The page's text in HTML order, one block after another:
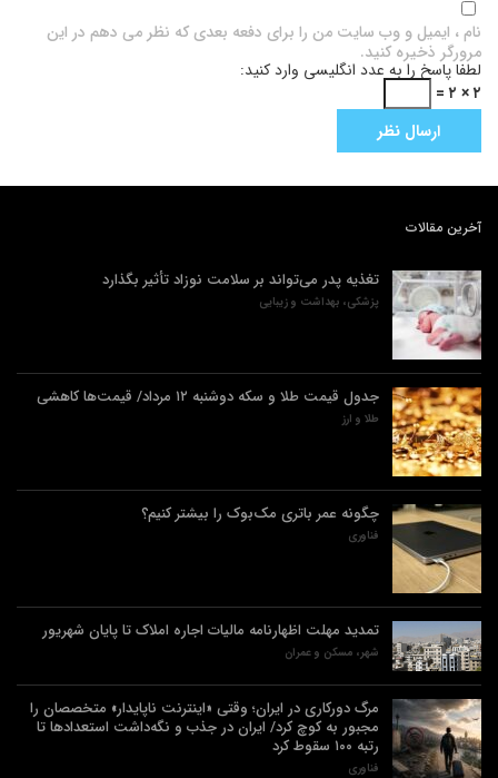
نام ، ایمیل و وب سایت من را برای دفعه بعدی که نظر می دهم در این
مرورگر ذخیره کنید.
لطفا پاسخ را به عدد انگلیسی وارد کنید:
۲ × ۲ =
آخرین مقالات
تغذیه پدر می‌تواند بر سلامت نوزاد تأثیر بگذارد
پزشکی، بهداشت و زیبایی
جدول قیمت طلا و سکه دوشنبه ۱۲ مرداد/ قیمت‌ها کاهشی
طلا و ارز
چگونه عمر باتری مک‌بوک را بیشتر کنیم؟
فناوری
تمدید مهلت اظهارنامه مالیات اجاره املاک تا پایان شهریور
شهر، مسکن و عمران
مرگ دورکاری در ایران؛ وقتی «اینترنت ناپایدار» متخصصان را
مجبور به کوچ کرد/ ایران در جذب و نگه‌داشت استعدادها تا
رتبه ۱۰۰ سقوط کرد
فناوری